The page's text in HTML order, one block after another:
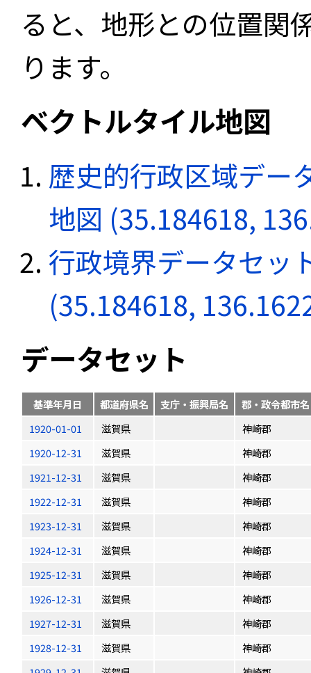
ると、地形との位置関
ります。
ベクトルタイル地図
歴史的行政区域デー
地図 (35.184618,
行政境界データセッ
(35.184618,
データセット
基準年月日 都道府県名 支庁・振興局名
郡・政令都市名
1920-01-01
滋賀県
神崎郡
1920-12-31
滋賀県
神崎郡
1921-12-31
滋賀県
神崎郡
1922-12-31
滋賀県
神崎郡
1923-12-31
滋賀県
神崎郡
1924-12-31
滋賀県
神崎郡
1925-12-31
滋賀県
神崎郡
1926-12-31
滋賀県
神崎郡
1927-12-31
滋賀県
神崎郡
1928-12-31
滋賀県
神崎郡